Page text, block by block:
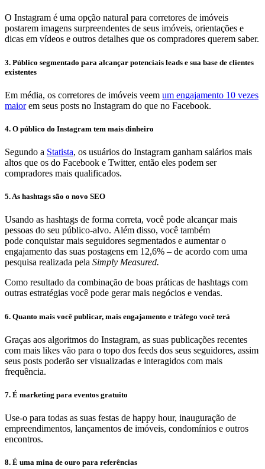
O Instagram é uma opção natural para corretores de imóveis
postarem imagens surpreendentes de seus imóveis, orientações e
dicas em vídeos e outros detalhes que os compradores querem saber.
3. Público segmentado para alcançar potenciais leads e sua base de clientes
existentes
Em média, os corretores de imóveis veem um engajamento 10 vezes
maiorem seus posts no Instagram do que no Facebook.
4. O público do Instagram tem mais dinheiro
Segundo a Statista, os usuários do Instagram ganham salários mais
altos que os do Facebook e Twitter, então eles podem ser
compradores mais qualificados.
5. As hashtags são o novo SEO
Usando as hashtags de forma correta, você pode alcançar mais
pessoas do seu público-alvo. Além disso, você também
pode conquistar mais seguidores segmentados e aumentar o
engajamento das suas postagens em 12,6% – de acordo com uma
pesquisa realizada pela Simply Measured.
Como resultado da combinação de boas práticas de hashtags com
outras estratégias você pode gerar mais negócios e vendas.
6. Quanto mais você publicar, mais engajamento e tráfego você terá
Graças aos algoritmos do Instagram, as suas publicações recentes
com mais likes vão para o topo dos feeds dos seus seguidores, assim
seus posts poderão ser visualizadas e interagidos com mais
frequência.
7. É marketing para eventos gratuito
Use-o para todas as suas festas de happy hour, inauguração de
empreendimentos, lançamentos de imóveis, condomínios e outros
encontros.
8. É uma mina de ouro para referências